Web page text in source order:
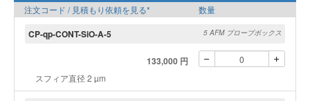
注文コード / 見積もり依頼を見る*
数量
CP-qp-CONT-SiO-A-5 5 AFM プローブボックス
133,000 円
スフィア直径 2 µm